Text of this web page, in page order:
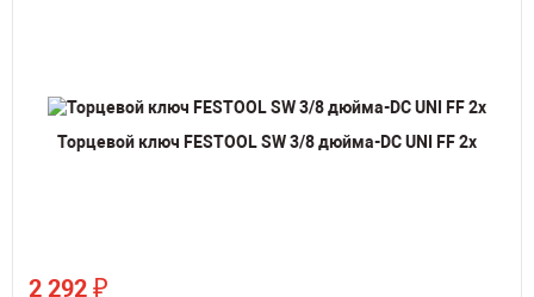
Торцевой ключ FESTOOL SW 3/8 дюйма-DC UNI FF 2x
2 292 ₽